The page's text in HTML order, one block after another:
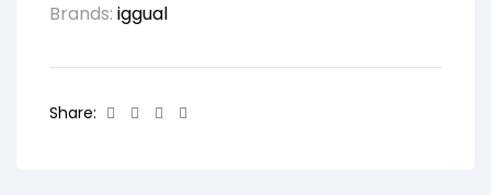
Brands: iggual
Share: Facebook
TwitterLinkedin